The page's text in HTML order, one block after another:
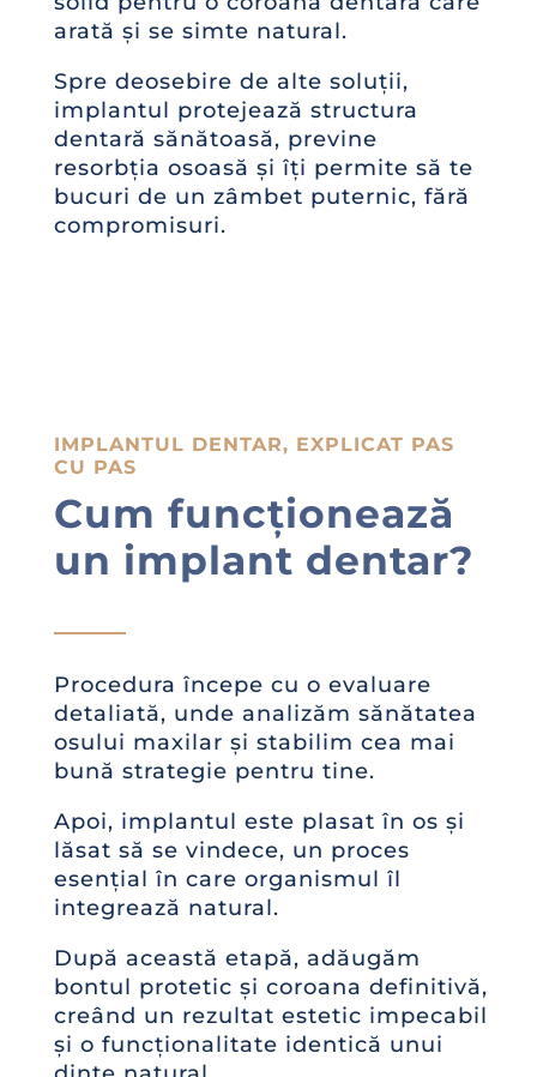
arată și se simte natural.
Spre deosebire de alte soluții,
implantul protejează structura
dentară sănătoasă, previne
resorbția osoasă și îți permite să te
bucuri de un zâmbet puternic, fără
compromisuri.
IMPLANTUL DENTAR, EXPLICAT PAS
CU PAS
Cum funcționează
un implant dentar?
Procedura începe cu o evaluare
detaliată, unde analizăm sănătatea
osului maxilar și stabilim cea mai
bună strategie pentru tine.
Apoi, implantul este plasat în os și
lăsat să se vindece, un proces
esențial în care organismul îl
integrează natural.
După această etapă, adăugăm
bontul protetic și coroana definitivă,
creând un rezultat estetic impecabil
și o funcționalitate identică unui